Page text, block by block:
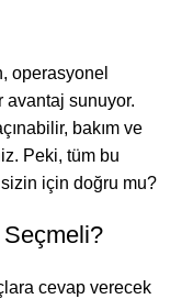
operasyonel
avantaj sunuyor.
bakım ve
Peki, tüm bu
için doğru mu?
cevap verecek